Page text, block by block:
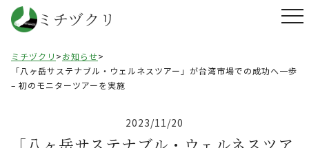
ミチヅクリ
ミチヅクリ >お知らせ>
「八ヶ岳サステナブル・ウェルネスツアー」が台湾市場での成功へ一歩
– 初のモニターツアーを実施
2023/11/20